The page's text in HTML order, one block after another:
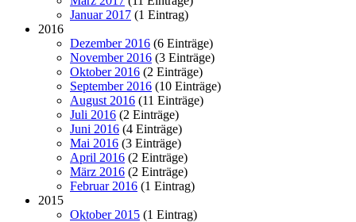
Januar 2017 (1 Eintrag)
2016
Dezember 2016 (6 Einträge)
November 2016 (3 Einträge)
Oktober 2016 (2 Einträge)
September 2016 (10 Einträge)
August 2016 (11 Einträge)
Juli 2016 (2 Einträge)
Juni 2016 (4 Einträge)
Mai 2016 (3 Einträge)
April 2016 (2 Einträge)
März 2016 (2 Einträge)
Februar 2016 (1 Eintrag)
2015
Oktober 2015 (1 Eintrag)